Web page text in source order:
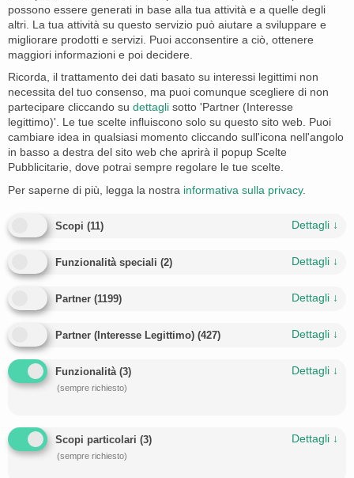
possono essere generati in base alla tua attività e a quelle degli
altri. La tua attività su questo servizio può aiutare a sviluppare e
migliorare prodotti e servizi. Puoi acconsentire a ciò, ottenere
maggiori informazioni e poi decidere.
Ricorda, il trattamento dei dati basato su interessi legittimi non
necessita del tuo consenso, ma puoi comunque scegliere di non
partecipare cliccando su dettagli sotto 'Partner (Interesse
legittimo)'. Le tue scelte influiscono solo su questo sito web. Puoi
cambiare idea in qualsiasi momento cliccando sull'icona nell'angolo
in basso a destra del sito web che aprirà il popup Scelte
Pubblicitarie, dove potrai sempre regolare le tue scelte.
Per saperne di più, legga la nostra informativa sulla privacy.
Scopi (11) Dettagli ↓
Funzionalità speciali (2) Dettagli ↓
Partner (1199) Dettagli ↓
Partner (Interesse Legittimo) (427) Dettagli ↓
Funzionalità (3)
(sempre richiesto)
Dettagli ↓
Scopi particolari (3)
(sempre richiesto)
Dettagli ↓